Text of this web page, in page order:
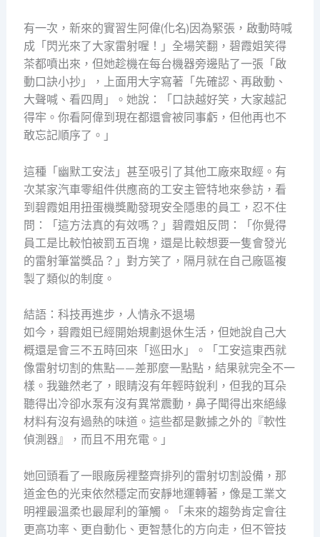
有一次，新來的實習生阿偉(化名)因為緊張，啟動時喊
成「閃光來了大家雷射喔！」全場笑翻，碧霞姐笑得
茶都噴出來，但她趁機在每台機器旁邊貼了一張「啟
動口訣小抄」，上面用大字寫著「先確認、再啟動、
大聲喊、看四周」。她說：「口訣越好笑，大家越記
得牢。你看阿偉到現在都還會被同事虧，但他再也不
敢忘記順序了。」
這種「幽默工安法」甚至吸引了其他工廠來取經。有
次某家汽車零組件供應商的工安主管特地來參訪，看
到碧霞姐用扭蛋機獎勵發現安全隱患的員工，忍不住
問：「這方法真的有效嗎？」碧霞姐反問：「你覺得
員工是比較怕被罰五百塊，還是比較想要一隻會發光
的雷射筆當獎品？」對方笑了，隔月就在自己廠區複
製了類似的制度。
結語：科技再進步，人情永不退場
如今，碧霞姐已經開始規劃退休生活，但她說自己大
概還是會三不五時回來「巡田水」。「工安這東西就
像雷射切割的焦點——差那麼一點點，結果就完全不一
樣。我雖然老了，眼睛沒有年輕時銳利，但我的耳朵
聽得出冷卻水泵有沒有異常震動，鼻子聞得出來絕緣
材料有沒有過熱的味道。這些都是數據之外的『軟性
偵測器』，而且不用充電。」
她回頭看了一眼廠房裡整齊排列的雷射切割設備，那
道金色的光束依然穩定而安靜地運轉著，像是工業文
明裡最溫柔也最犀利的筆觸。「未來的趨勢肯定會往
更高功率、更自動化、更智慧化的方向走，但不管技